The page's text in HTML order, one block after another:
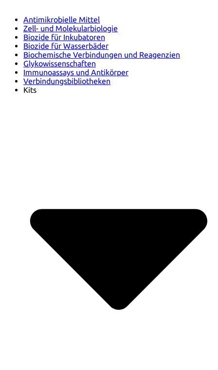
Antimikrobielle Mittel
Zell- und Molekularbiologie
Biozide für Inkubatoren
Biozide für Wasserbäder
Biochemische Verbindungen und Reagenzien
Glykowissenschaften
Immunoassays und Antikörper
Verbindungsbibliotheken
Kits